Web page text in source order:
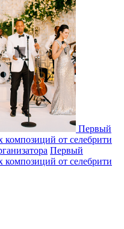
Первый
композиций от селебрити
Первый
композиций от селебрити